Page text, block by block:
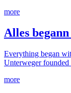
more
Alles
Everything began
Unterweger
more